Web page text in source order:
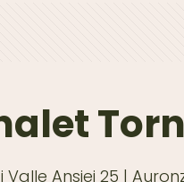
Valle Ansiei 25 |